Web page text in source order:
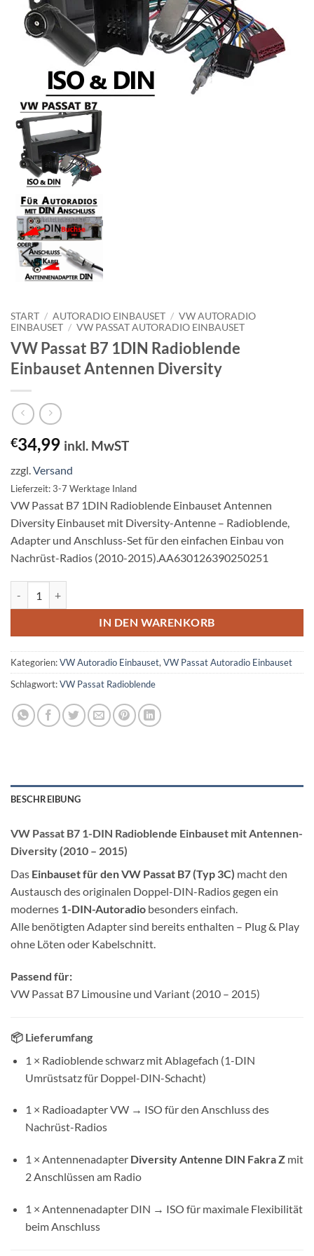
START / AUTORADIO EINBAUSET / VW AUTORADIO
EINBAUSET / VW PASSAT AUTORADIO EINBAUSET
VW Passat B7 1DIN Radioblende
Einbauset Antennen Diversity
€34,99 inkl. MwST
zzgl.Versand
Lieferzeit: 3-7 Werktage Inland
VW Passat B7 1DIN Radioblende Einbauset Antennen
Diversity Einbauset mit Diversity-Antenne – Radioblende,
Adapter und Anschluss-Set für den einfachen Einbau von
Nachrüst-Radios (2010-2015).AA630126390250251
IN DEN WARENKORB
Kategorien:VW Autoradio Einbauset, VW Passat Autoradio Einbauset
Schlagwort:VW Passat Radioblende
BESCHREIBUNG
VW Passat B7 1-DIN Radioblende Einbauset mit Antennen-
Diversity (2010 – 2015)
Das Einbauset für den VW Passat B7 (Typ 3C) macht den
Austausch des originalen Doppel-DIN-Radios gegen ein
modernes 1-DIN-Autoradio besonders einfach.
Alle benötigten Adapter sind bereits enthalten – Plug & Play
ohne Löten oder Kabelschnitt.
Passend für:
VW Passat B7 Limousine und Variant (2010 – 2015)
📦 Lieferumfang
1 × Radioblende schwarz mit Ablagefach (1-DIN
Umrüstsatz für Doppel-DIN-Schacht)
1 × Radioadapter VW → ISO für den Anschluss des
Nachrüst-Radios
1 × Antennenadapter Diversity Antenne DIN Fakra Zmit
2 Anschlüssen am Radio
1 × Antennenadapter DIN → ISO für maximale Flexibilität
beim Anschluss